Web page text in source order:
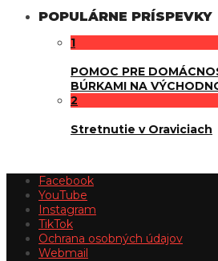
POPULÁRNE PRÍSPEVKY
1
POMOC PRE
BÚRKAMI NA
2
Stretnutie v Oraviciach
Facebook
YouTube
Instagram
TikTok
Ochrana osobných údajov
Webmail